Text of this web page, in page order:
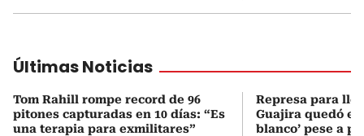
Últimas Noticias
Tom Rahill rompe record de 96
pitones capturadas en 10 días: “Es
una terapia para exmilitares”
Represa para
Guajira quedó en
blanco’ pese a